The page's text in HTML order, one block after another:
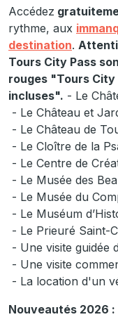
Accédez
rythme, aux
destination.
Tours City Pass
rouges "Tours
incluses". - Le
- Le Château et
- Le Château de
- Le Cloître de la
- Le Centre de
- Le Musée des
- Le Musée du
- Le Muséum
- Le Prieuré Saint-
- Une visite guidée
- Une visite
- La location d'un
Nouveautés 2026 :